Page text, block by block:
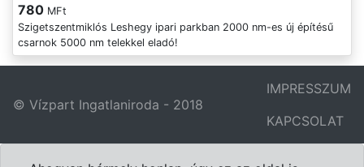
780 MFt
Szigetszentmiklós Leshegy ipari parkban 2000 nm-es új építésű
csarnok 5000 nm telekkel eladó!
© Vízpart Ingatlaniroda - 2018
IMPRESSZUM
KAPCSOLAT